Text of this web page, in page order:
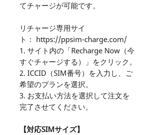
てチャージが可能です。
リチャージ専用サイ
ト： https://ppsim-charge.com/
1. サイト内の「Recharge Now（今
すぐチャージする）」をクリック。
2. ICCID（SIM番号）を入力し、ご
希望のプランを選択。
3. お支払い方法を選択して注文を
完了させてください。
【対応SIMサイズ】